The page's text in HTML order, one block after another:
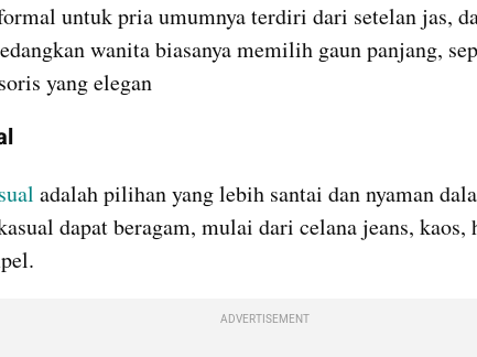
untuk pria umumnya terdiri dari setelan jas,
wanita biasanya memilih gaun panjang,
yang elegan
adalah pilihan yang lebih santai dan nyaman
dapat beragam, mulai dari celana jeans, kaos,
ADVERTISEMENT